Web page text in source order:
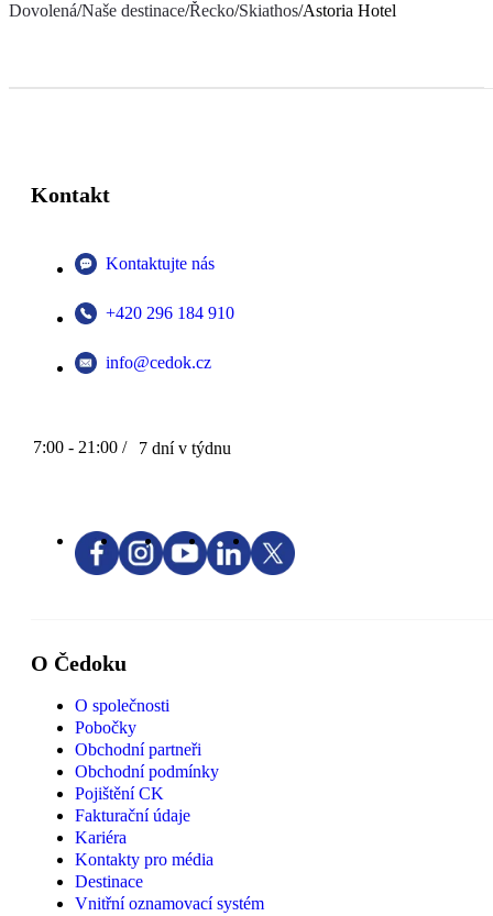
Dovolená/Naše destinace/Řecko/Skiathos/Astoria Hotel
Kontakt
Kontaktujte nás
+420 296 184 910
info@cedok.cz
7:00 - 21:00 / 7 dní v týdnu
O Čedoku
O společnosti
Pobočky
Obchodní partneři
Obchodní podmínky
Pojištění CK
Fakturační údaje
Kariéra
Kontakty pro média
Destinace
Vnitřní oznamovací systém